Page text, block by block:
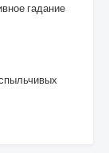
гадание